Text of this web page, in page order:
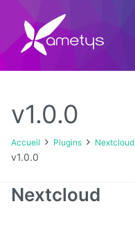
Plugins
Authentification
v1.0.0
Accueil Plugins Nextcloud
v1.0.0
Nextcloud